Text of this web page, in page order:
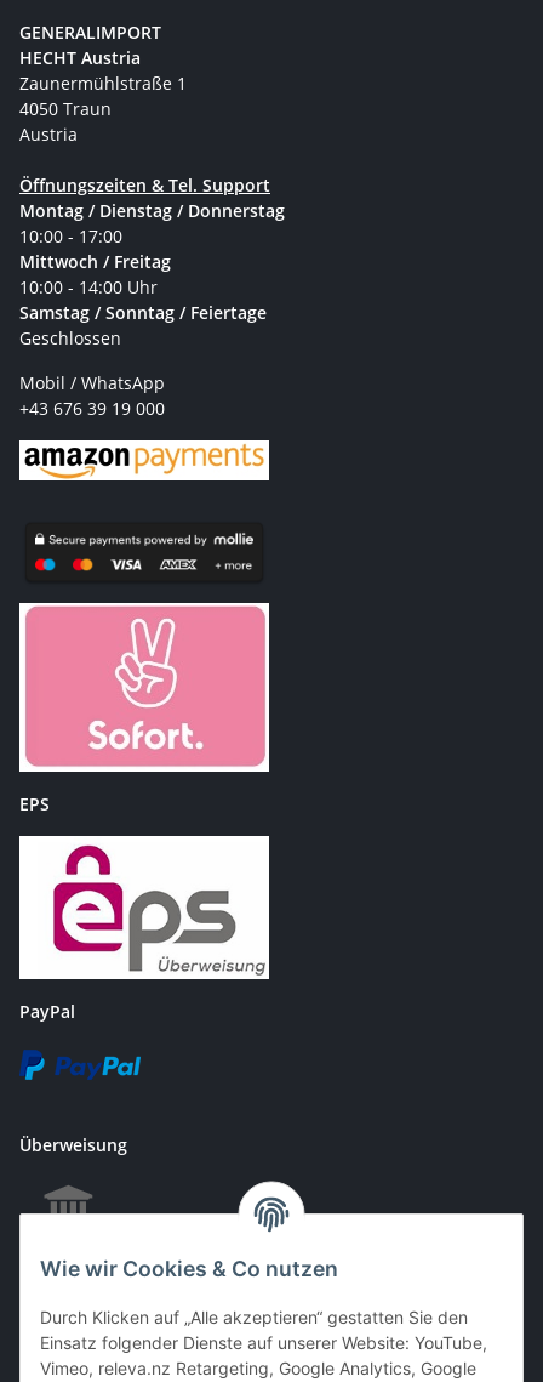
Wie wir Cookies & Co nutzen
Durch Klicken auf „Alle akzeptieren“ gestatten Sie den
Einsatz folgender Dienste auf unserer Website: YouTube,
Vimeo, releva.nz Retargeting, Google Analytics, Google
GENERALIMPORT
HECHT Austria
Zaunermühlstraße 1
4050 Traun
Austria
Öffnungszeiten & Tel. Support
Montag / Dienstag / Donnerstag
10:00 - 17:00
Mittwoch / Freitag
10:00 - 14:00 Uhr
Samstag / Sonntag / Feiertage
Geschlossen
Mobil / WhatsApp
+43 676 39 19 000
EPS
PayPal
Überweisung
EC & Kreditkartenzahlung bei Abholung